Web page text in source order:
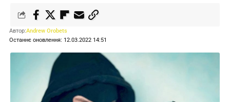
Останнє оновлення: 12.03.2022 14:51
Автор:Andrew Orobets